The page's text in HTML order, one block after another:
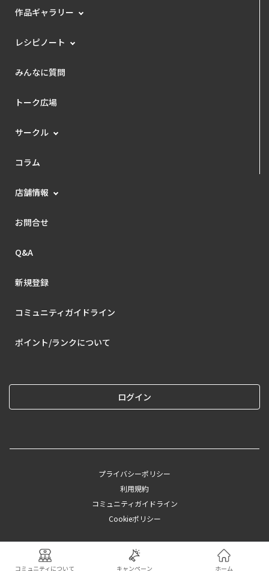
作品ギャラリー
レシピノート
みんなに質問
トーク広場
サークル
コラム
店舗情報
お問合せ
Q&A
新規登録
コミュニティガイドライン
ポイント/ランクについて
ログイン
プライバシーポリシー
利用規約
コミュニティガイドライン
Cookieポリシー
©︎2025 CAINZ
コミュニティについて キャンペーン ホーム